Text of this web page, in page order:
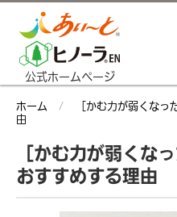
公式ホームページ
ホーム
［かむ力が弱くなっ
由
［かむ力が弱くな
おすすめする理由